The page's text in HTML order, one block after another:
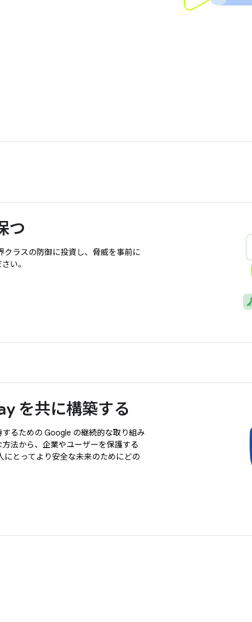
つ
ラスの防御に投資し、脅威を事前に
い。
を共に構築する
るための Google の継続的な取り組み
法から、企業やユーザーを保護する
にとってより安全な未来のためにどの